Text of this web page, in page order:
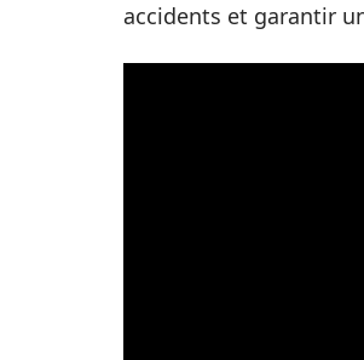
accidents et garantir